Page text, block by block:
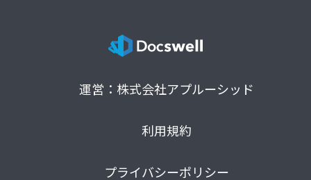
運営：株式会社アプルーシッド
利用規約
プライバシーポリシー